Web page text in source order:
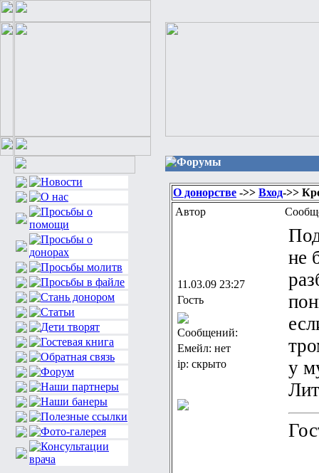
Форумы
О донорстве ->> Вход->>
Автор
11.03.09 23:27
Гость
Сообщений:
Емейл: нет
ip: скрыто
не
у